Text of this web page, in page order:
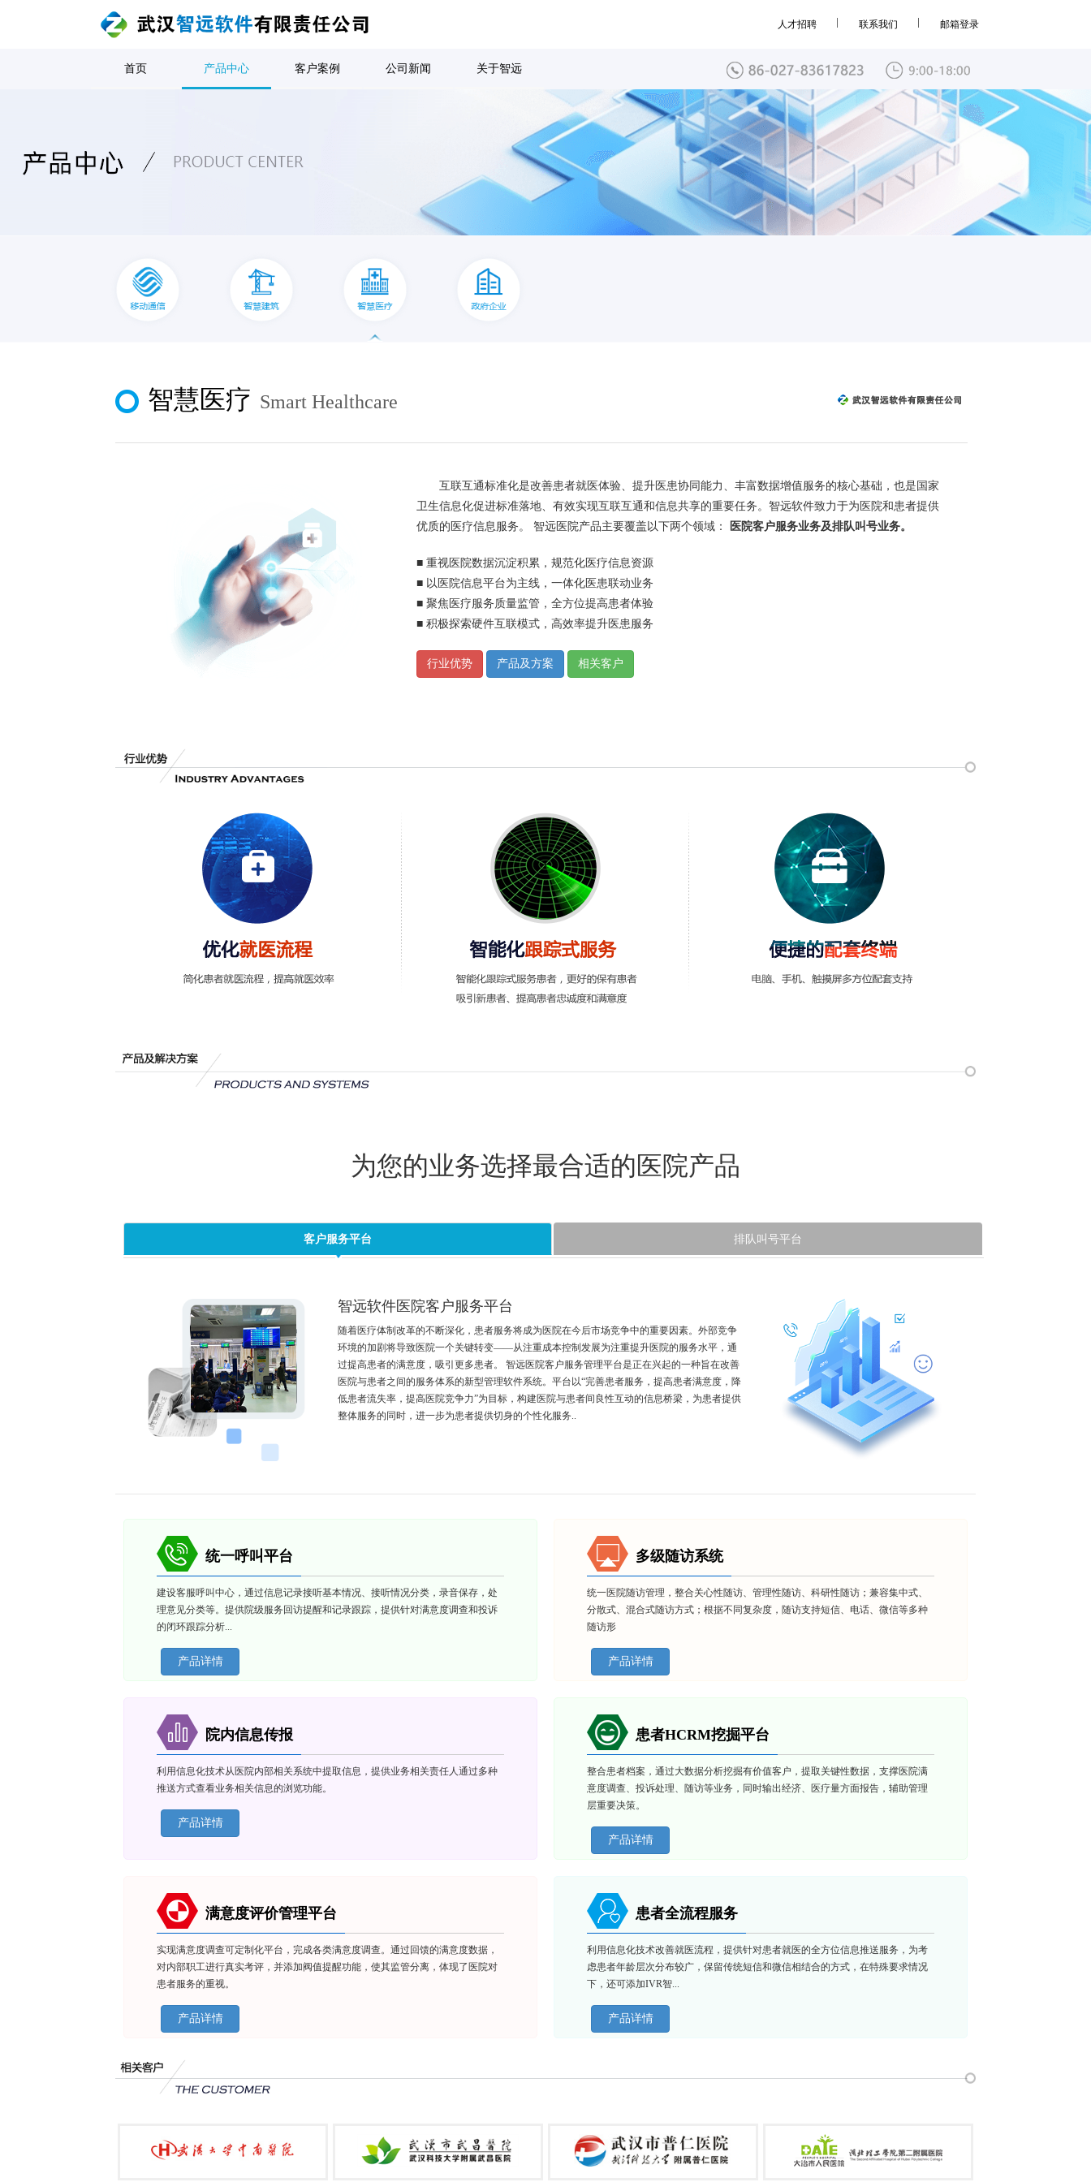
人才招聘 联系我们 邮箱登录
首页 产品中心 客户案例 公司新闻 关于智远
智慧医疗 Smart Healthcare
互联互通标准化是改善患者就医体验、提升医患协同能力、丰富数据增值服务的核心基础，也是国家
卫生信息化促进标准落地、有效实现互联互通和信息共享的重要任务。智远软件致力于为医院和患者提供
优质的医疗信息服务。 智远医院产品主要覆盖以下两个领域：
医院客户服务业务及排队叫号业务。
■ 重视医院数据沉淀积累，规范化医疗信息资源
■ 以医院信息平台为主线，一体化医患联动业务
■ 聚焦医疗服务质量监管，全方位提高患者体验
■ 积极探索硬件互联模式，高效率提升医患服务
行业优势 产品及方案 相关客户
为您的业务选择最合适的医院产品
客户服务平台 排队叫号平台
智远软件医院客户服务平台
随着医疗体制改革的不断深化，患者服务将成为医院在今后市场竞争中的重要因素。外部竞争
环境的加剧将导致医院一个关键转变——从注重成本控制发展为注重提升医院的服务水平，通
过提高患者的满意度，吸引更多患者。 智远医院客户服务管理平台是正在兴起的一种旨在改善
医院与患者之间的服务体系的新型管理软件系统。平台以“完善患者服务，提高患者满意度，降
低患者流失率，提高医院竞争力”为目标，构建医院与患者间良性互动的信息桥梁，为患者提供
整体服务的同时，进一步为患者提供切身的个性化服务..
统一呼叫平台
建设客服呼叫中心，通过信息记录接听基本情况、接听情况分类，录音保存，处
理意见分类等。提供院级服务回访提醒和记录跟踪，提供针对满意度调查和投诉
的闭环跟踪分析...
产品详情
多级随访系统
统一医院随访管理，整合关心性随访、管理性随访、科研性随访；兼容集中式、
分散式、混合式随访方式；根据不同复杂度，随访支持短信、电话、微信等多种
随访形
产品详情
院内信息传报
利用信息化技术从医院内部相关系统中提取信息，提供业务相关责任人通过多种
推送方式查看业务相关信息的浏览功能。
产品详情
患者HCRM挖掘平台
整合患者档案，通过大数据分析挖掘有价值客户，提取关键性数据，支撑医院满
意度调查、投诉处理、随访等业务，同时输出经济、医疗量方面报告，辅助管理
层重要决策。
产品详情
满意度评价管理平台
实现满意度调查可定制化平台，完成各类满意度调查。通过回馈的满意度数据，
对内部职工进行真实考评，并添加阀值提醒功能，使其监管分离，体现了医院对
患者服务的重视。
产品详情
患者全流程服务
利用信息化技术改善就医流程，提供针对患者就医的全方位信息推送服务，为考
虑患者年龄层次分布较广，保留传统短信和微信相结合的方式，在特殊要求情况
下，还可添加IVR智...
产品详情